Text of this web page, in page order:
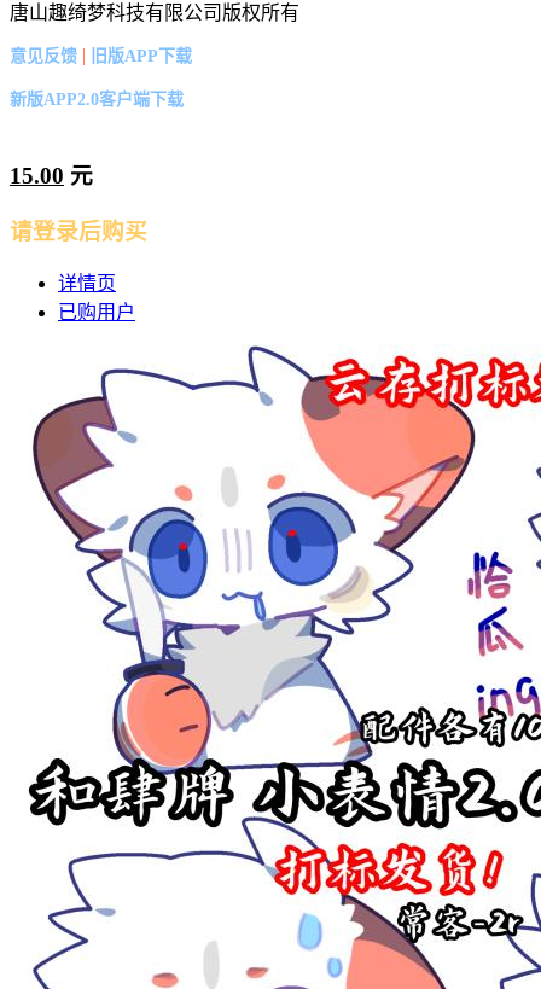
唐山趣绮梦科技有限公司版权所有
意见反馈 | 旧版APP下载
新版APP2.0客户端下载
15.00 元
请登录后购买
详情页
已购用户